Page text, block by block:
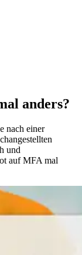
anders?
nach einer
und
auf MFA mal